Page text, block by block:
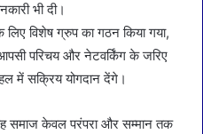
भी दी।
विशेष ग्रुप का गठन किया गया,
परिचय और नेटवर्किंग के जरिए
में सक्रिय योगदान देंगे।
समाज केवल परंपरा और सम्मान तक